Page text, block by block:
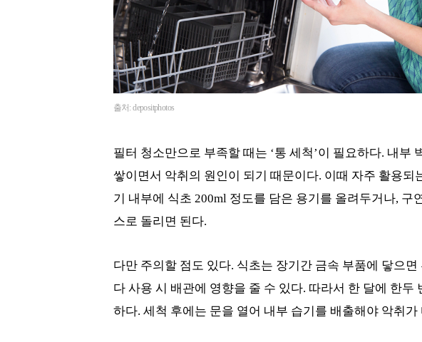
출처: depositphotos
필터 청소만으로 부족할 때는 ‘통 세척’이 필요하다. 내부
쌓이면서 악취의 원인이 되기 때문이다. 이때 자주 활용되
기 내부에 식초 200ml 정도를 담은 용기를 올려두거나, 구
스로 돌리면 된다.
다만 주의할 점도 있다. 식초는 장기간 금속 부품에 닿으
다 사용 시 배관에 영향을 줄 수 있다. 따라서 한 달에 한두
하다. 세척 후에는 문을 열어 내부 습기를 배출해야 악취